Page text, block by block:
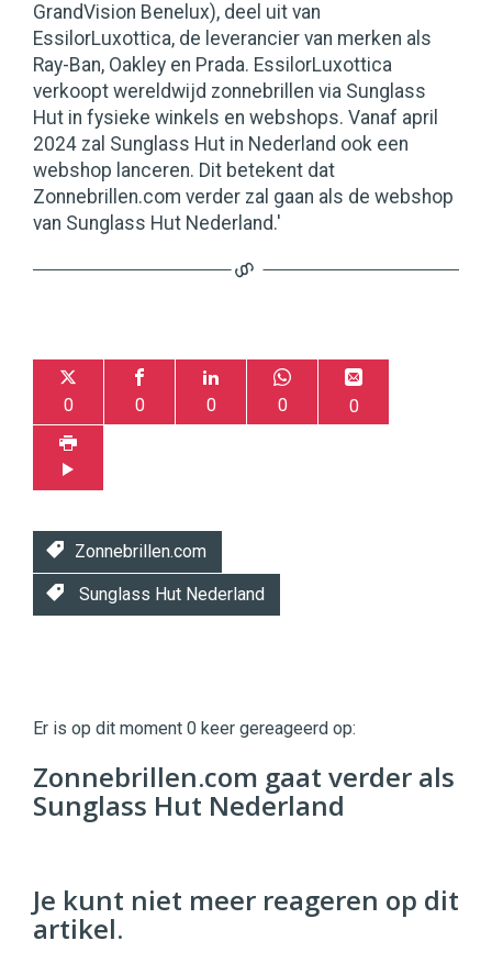
GrandVision Benelux), deel uit van
EssilorLuxottica, de leverancier van merken als
Ray-Ban, Oakley en Prada. EssilorLuxottica
verkoopt wereldwijd zonnebrillen via Sunglass
Hut in fysieke winkels en webshops. Vanaf april
2024 zal Sunglass Hut in Nederland ook een
webshop lanceren. Dit betekent dat
Zonnebrillen.com verder zal gaan als de webshop
van Sunglass Hut Nederland.'
0 0 0 0 0
Zonnebrillen.com
Sunglass Hut Nederland
|
Digital
Commerce https://twinklemagazine.nl
9654
Er is op dit moment 0 keer gereageerd op:
Zonnebrillen.com gaat verder als
Sunglass Hut Nederland
Je kunt niet meer reageren op dit
artikel.